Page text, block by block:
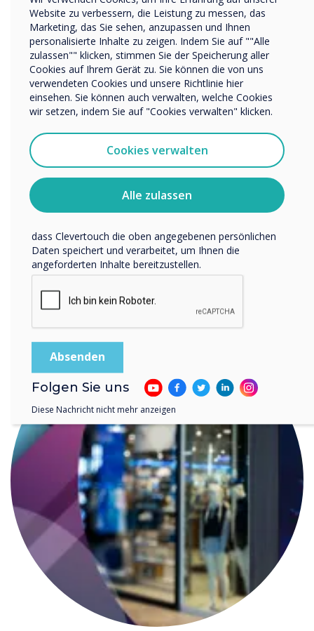
READ NEXT
they are hoping to see on
the screen. The ultimate
goal is to create more
impactful and engaging
visual communications that
drive engagement and
brand loyalty.
Website zu verbessern, die Leistung zu messen, das
Marketing, das Sie sehen, anzupassen und Ihnen
personalisierte Inhalte zu zeigen. Indem Sie auf ""Alle
zulassen"" klicken, stimmen Sie der Speicherung aller
Cookies auf Ihrem Gerät zu. Sie können die von uns
verwendeten Cookies und unsere Richtlinie hier
einsehen. Sie können auch verwalten, welche Cookies
wir setzen, indem Sie auf "Cookies verwalten" klicken.
Cookies verwalten
Alle zulassen
Wir möchten Sie gerne per E-Mail, Telefon oder Post
bezüglich unserer Produkte und Dienstleistungen
kontaktieren.
Ich bin damit einverstanden, Mitteilungen von
Sie können diese Benachrichtigungen jederzeit
abbestellen. Weitere Informationen zum Abbestellen, zu
unseren Datenschutzverfahren und dazu, wie wir Ihre
Privatsphäre schützen und respektieren, finden Sie in
unserer Datenschutzrichtlinie.
dass Clevertouch die oben angegebenen persönlichen
Daten speichert und verarbeitet, um Ihnen die
angeforderten Inhalte bereitzustellen.
Folgen Sie uns
Diese Nachricht nicht mehr anzeigen